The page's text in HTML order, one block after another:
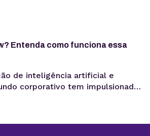
Entenda como funciona essa
de inteligência artificial e
corporativo tem impulsionado
de dados, exatamente o